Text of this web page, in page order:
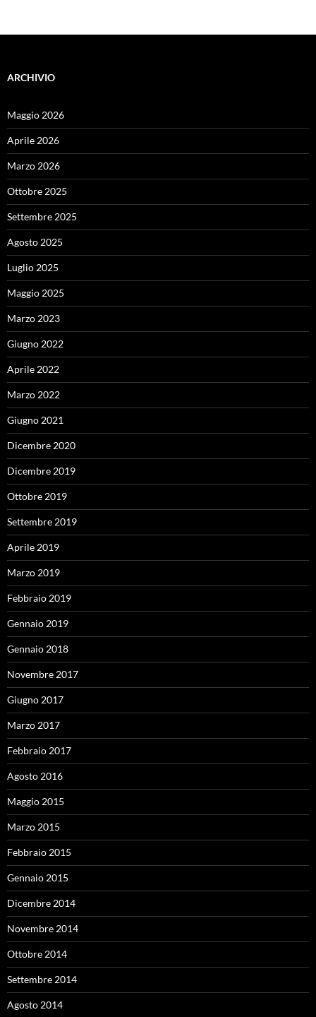
ARCHIVIO
Maggio 2026
Aprile 2026
Marzo 2026
Ottobre 2025
Settembre 2025
Agosto 2025
Luglio 2025
Maggio 2025
Marzo 2023
Giugno 2022
Aprile 2022
Marzo 2022
Giugno 2021
Dicembre 2020
Dicembre 2019
Ottobre 2019
Settembre 2019
Aprile 2019
Marzo 2019
Febbraio 2019
Gennaio 2019
Gennaio 2018
Novembre 2017
Giugno 2017
Marzo 2017
Febbraio 2017
Agosto 2016
Maggio 2015
Marzo 2015
Febbraio 2015
Gennaio 2015
Dicembre 2014
Novembre 2014
Ottobre 2014
Settembre 2014
Agosto 2014